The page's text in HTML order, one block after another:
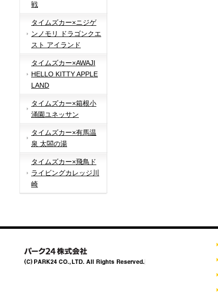
戦
タイムズカー×ニジゲ
ンノモリ ドラゴンクエ
スト アイランド
タイムズカー×AWAJI
HELLO KITTY APPLE
LAND
タイムズカー×箱根小
涌園ユネッサン
タイムズカー×有馬温
泉 太閤の湯
タイムズカー×飛鳥ド
ライビングカレッジ川
崎